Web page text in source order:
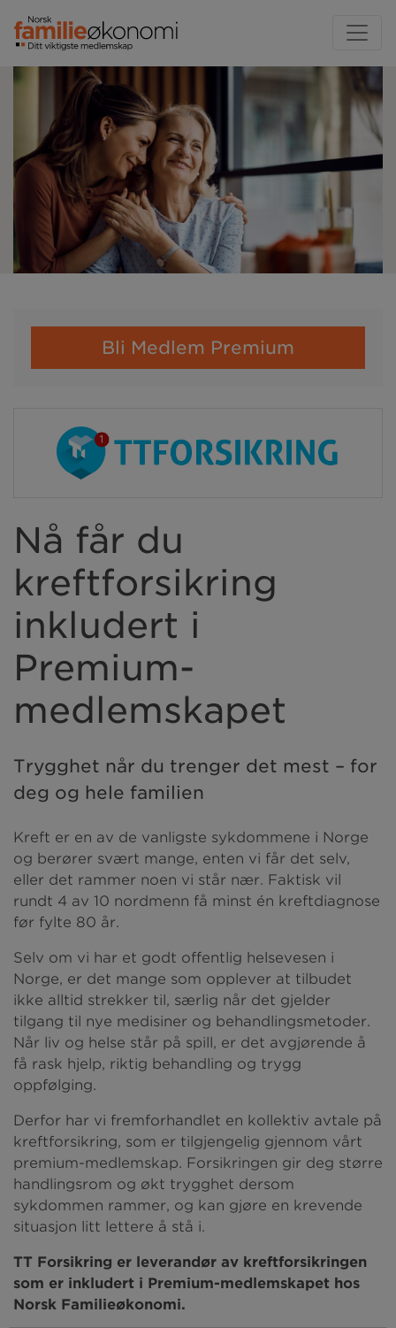
Bli Medlem Premium
Nå får du
kreftforsikring
inkludert i
Premium-
medlemskapet
Trygghet når du trenger det mest – for
deg og hele familien
Kreft er en av de vanligste sykdommene i Norge
og berører svært mange, enten vi får det selv,
eller det rammer noen vi står nær. Faktisk vil
rundt 4 av 10 nordmenn få minst én kreftdiagnose
før fylte 80 år.
Selv om vi har et godt offentlig helsevesen i
Norge, er det mange som opplever at tilbudet
ikke alltid strekker til, særlig når det gjelder
tilgang til nye medisiner og behandlingsmetoder.
Når liv og helse står på spill, er det avgjørende å
få rask hjelp, riktig behandling og trygg
oppfølging.
Derfor har vi fremforhandlet en kollektiv avtale på
kreftforsikring, som er tilgjengelig gjennom vårt
premium-medlemskap. Forsikringen gir deg større
handlingsrom og økt trygghet dersom
sykdommen rammer, og kan gjøre en krevende
situasjon litt lettere å stå i.
TT Forsikring er leverandør av kreftforsikringen
som er inkludert i Premium-medlemskapet hos
Norsk Familieøkonomi.